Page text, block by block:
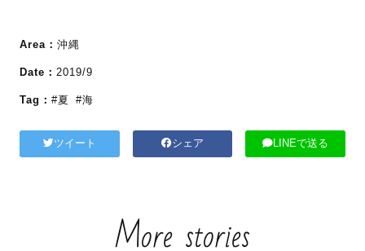
Area： 沖縄
Date： 2019/9
Tag： #夏 #海
ツイート シェア LINEで送る
More stories